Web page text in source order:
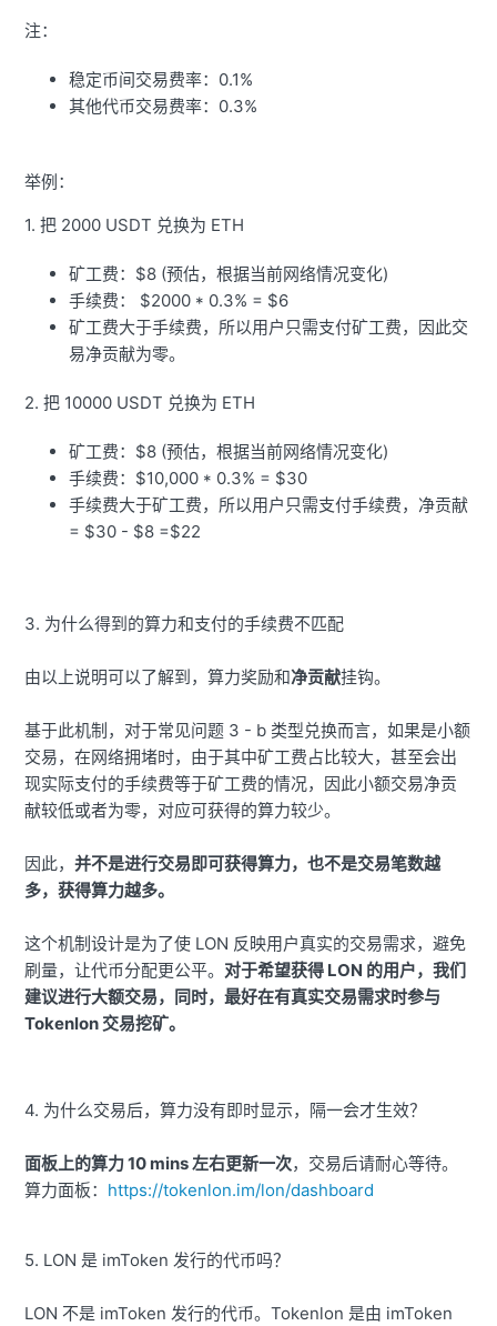
注：
稳定币间交易费率：0.1%
其他代币交易费率：0.3%
举例：
1. 把 2000 USDT 兑换为 ETH
矿工费：$8 (预估，根据当前网络情况变化)
手续费： $2000 * 0.3% = $6
矿工费大于手续费，所以用户只需支付矿工费，因此交
易净贡献为零。
2. 把 10000 USDT 兑换为 ETH
矿工费：$8 (预估，根据当前网络情况变化)
手续费：$10,000 * 0.3% = $30
手续费大于矿工费，所以用户只需支付手续费，净贡献
= $30 - $8 =$22
3. 为什么得到的算力和支付的手续费不匹配
由以上说明可以了解到，算力奖励和净贡献挂钩。
基于此机制，对于常见问题 3 - b 类型兑换而言，如果是小额
交易，在网络拥堵时，由于其中矿工费占比较大，甚至会出
现实际支付的手续费等于矿工费的情况，因此小额交易净贡
献较低或者为零，对应可获得的算力较少。
因此，并不是进行交易即可获得算力，也不是交易笔数越
多，获得算力越多。
这个机制设计是为了使 LON 反映用户真实的交易需求，避免
刷量，让代币分配更公平。 对于希望获得 LON 的用户，我们
建议进行大额交易，同时，最好在有真实交易需求时参与
Tokenlon 交易挖矿。
4. 为什么交易后，算力没有即时显示，隔一会才生效？
面板上的算力 10 mins 左右更新一次，交易后请耐心等待。
算力面板： https://tokenlon.im/lon/dashboard
5. LON 是 imToken 发行的代币吗？
LON 不是 imToken 发行的代币。Tokenlon 是由 imToken